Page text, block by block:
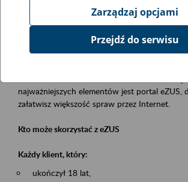
Event description
Platforma Usług Elektronicznych eZUS
najważniejszych elementów jest portal eZUS,
załatwisz większość spraw przez Internet.
Kto może skorzystać z eZUS
Każdy klient, który:
ukończył 18 lat,
Zarządzaj opcjami
Przejdź do serwisu